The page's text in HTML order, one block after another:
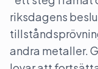
riksdagens
andra metaller.